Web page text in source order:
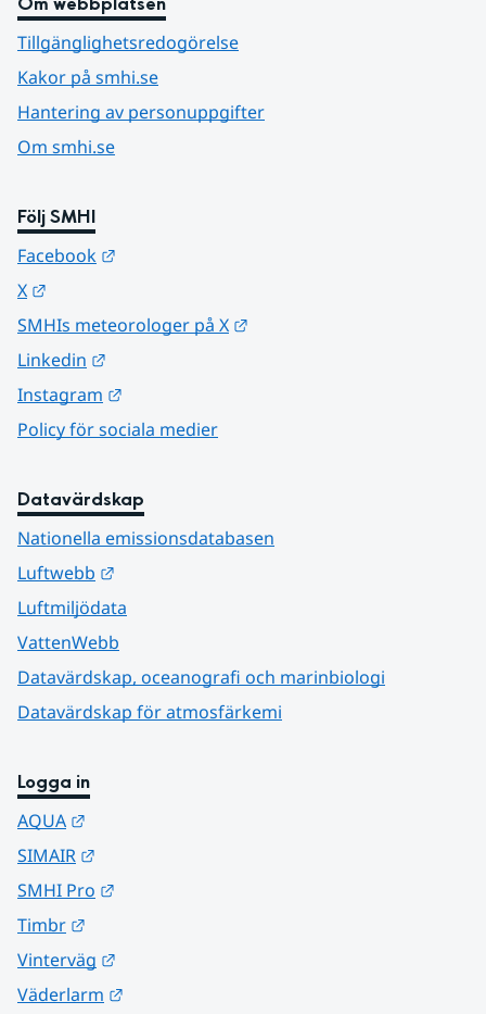
Tillgänglighetsredogörelse
Kakor på smhi.se
Hantering av personuppgifter
Om smhi.se
Följ SMHI
Facebook
X
SMHIs meteorologer på X
Linkedin
Instagram
Policy för sociala medier
Datavärdskap
Nationella emissionsdatabasen
Luftwebb
Luftmiljödata
VattenWebb
Datavärdskap, oceanografi och marinbiologi
Datavärdskap för atmosfärkemi
Logga in
AQUA
SIMAIR
SMHI Pro
Timbr
Vinterväg
Väderlarm